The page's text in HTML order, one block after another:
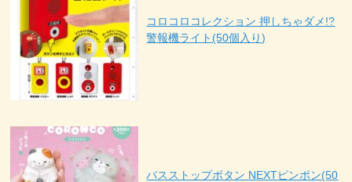
コロコロコレクション 押しちゃダメ!?
警報機ライト(50個入り)
バスストップボタン NEXTピンポン(50